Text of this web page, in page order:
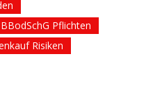
BBodSchG Pflichten
Risiken